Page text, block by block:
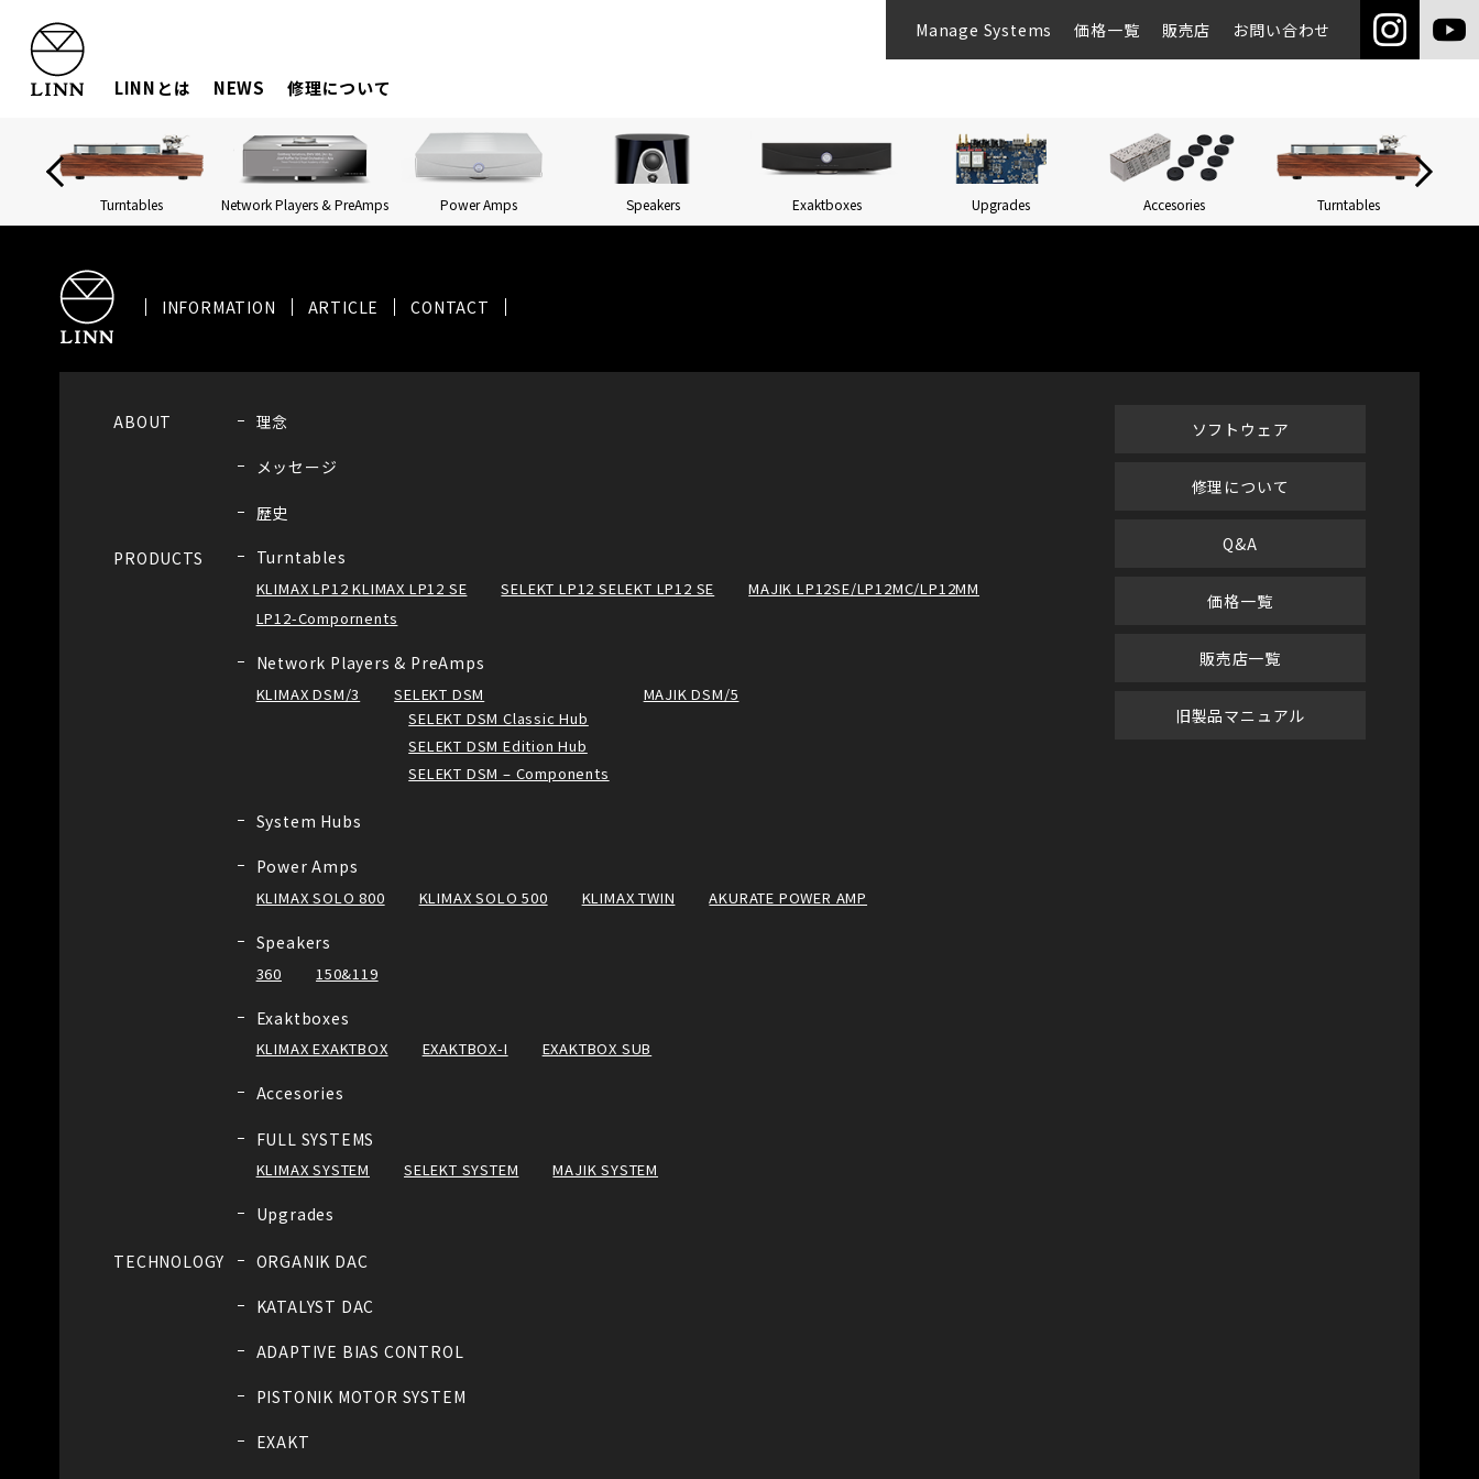
LINNとは NEWS 修理について
Manage Systems 価格一覧 販売店 お問い合わせ
Turntables Network Players & PreAmps Power Amps Speakers Exaktboxes Upgrades Accesories Turntables
INFORMATION ARTICLE CONTACT
ABOUT 理念
メッセージ
歴史
PRODUCTS Turntables
KLIMAX LP12 KLIMAX LP12 SE SELEKT LP12 SELEKT LP12 SE
MAJIK LP12SE/LP12MC/LP12MM
LP12-Compornents
Network Players & PreAmps
KLIMAX DSM/3
SELEKT DSM
SELEKT DSM Classic Hub
SELEKT DSM Edition Hub
SELEKT DSM – Components
MAJIK DSM/5
System Hubs
Power Amps
KLIMAX SOLO 800 KLIMAX SOLO 500 KLIMAX TWIN AKURATE POWER AMP
Speakers
360 150&119
Exaktboxes
KLIMAX EXAKTBOX EXAKTBOX-I EXAKTBOX SUB
Accesories
FULL SYSTEMS
KLIMAX SYSTEM SELEKT SYSTEM MAJIK SYSTEM
Upgrades
TECHNOLOGY ORGANIK DAC
KATALYST DAC
ADAPTIVE BIAS CONTROL
PISTONIK MOTOR SYSTEM
EXAKT
ソフトウェア
修理について
Q&A
価格一覧
販売店一覧
旧製品マニュアル